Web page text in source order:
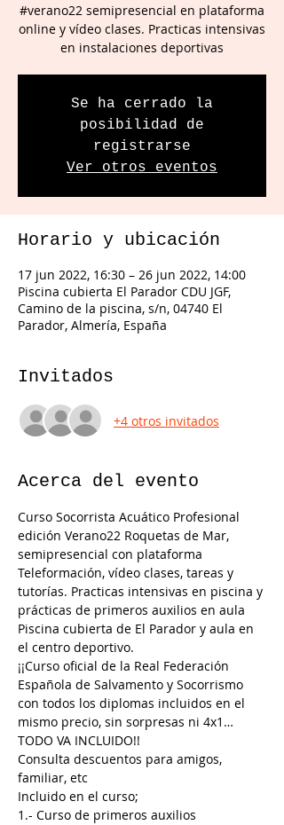
#verano22 semipresencial en plataforma
online y vídeo clases. Practicas intensivas
en instalaciones deportivas
Se ha cerrado la
posibilidad de
registrarse
Ver otros eventos
Horario y ubicación
17 jun 2022, 16:30 – 26 jun 2022, 14:00
Piscina cubierta El Parador CDU JGF,
Camino de la piscina, s/n, 04740 El
Parador, Almería, España
Invitados
+4 otros invitados
Acerca del evento
Curso Socorrista Acuático Profesional
edición Verano22 Roquetas de Mar,
semipresencial con plataforma
Teleformación, vídeo clases, tareas y
tutorías. Practicas intensivas en piscina y
prácticas de primeros auxilios en aula
Piscina cubierta de El Parador y aula en
el centro deportivo.
¡¡Curso oficial de la Real Federación
Española de Salvamento y Socorrismo
con todos los diplomas incluidos en el
mismo precio, sin sorpresas ni 4x1…
TODO VA INCLUIDO!!
Consulta descuentos para amigos,
familiar, etc
Incluido en el curso;
1.- Curso de primeros auxilios